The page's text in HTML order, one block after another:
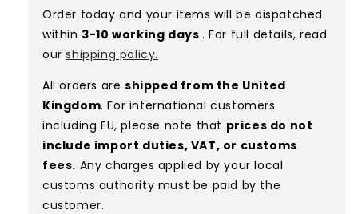
others will show signs of wear. There is no set
ratio between Grade A and Grade B items
included in our bales due to the nature of
used/vintage clothing.
Typical mix:A 80% B 20%(approx.)
Order today and your items will be dispatched
within 3-10 working days. For full details, read
ourshipping policy.
All orders are shipped from the United
Kingdom. For international customers
including EU, please note that prices do not
include import duties, VAT, or customs
fees. Any charges applied by your local
customs authority must be paid by the
customer.